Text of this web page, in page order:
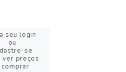
seu login
ou
se
ver preços
comprar